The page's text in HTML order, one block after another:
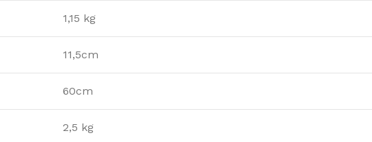
1,15 kg
11,5cm
60cm
2,5 kg